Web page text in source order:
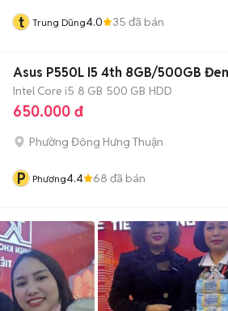
t Trung Dũng4.0 35 đã bán
Asus P550L I5 4th 8GB/500GB
Intel Core i5 8 GB 500 GB HDD
650.000 đ
Phường Đông Hưng Thuận
P Phương4.4 68 đã bán